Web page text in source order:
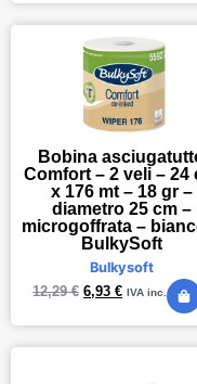
Bobina
Comfort – 2 veli – 24
x 176 mt – 18 gr –
diametro 25 cm –
microgoffrata –
BulkySoft
Bulkysoft
12,29€ 6,93 € IVA inc.